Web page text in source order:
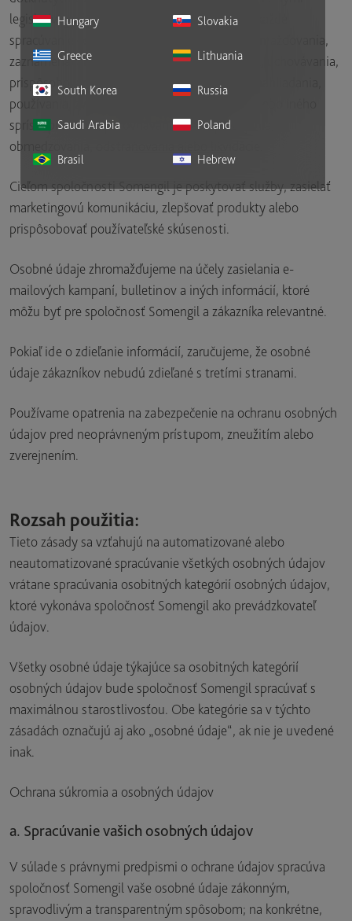
legislatívnymi požiadavkami a vzťahujú sa na každé
spracúvanie osobných údajov vrátane ich zhromažďovania,
zaznamenávania, usporiadania, štruktúrovania, uchovávania,
prispôsobovania alebo zmeny, vyhľadávania, nahliadania,
používania, zverejňovania prenosom, šírenia alebo iného
sprístupňovania, porovnávania alebo prepájania,
obmedzovania, odstraňovania alebo likvidácie.
Cieľom spoločnosti Somengil je poskytovať služby, zasielať
marketingovú komunikáciu, zlepšovať produkty alebo
prispôsobovať používateľské skúsenosti.
Osobné údaje zhromažďujeme na účely zasielania e-
mailových kampaní, bulletinov a iných informácií, ktoré
môžu byť pre spoločnosť Somengil a zákazníka relevantné.
Pokiaľ ide o zdieľanie informácií, zaručujeme, že osobné
údaje zákazníkov nebudú zdieľané s tretími stranami.
Používame opatrenia na zabezpečenie na ochranu osobných
údajov pred neoprávneným prístupom, zneužitím alebo
zverejnením.
Rozsah použitia:
Tieto zásady sa vzťahujú na automatizované alebo
neautomatizované spracúvanie všetkých osobných údajov
vrátane spracúvania osobitných kategórií osobných údajov,
ktoré vykonáva spoločnosť Somengil ako prevádzkovateľ
údajov.
Všetky osobné údaje týkajúce sa osobitných kategórií
osobných údajov bude spoločnosť Somengil spracúvať s
maximálnou starostlivosťou. Obe kategórie sa v týchto
zásadách označujú aj ako „osobné údaje“, ak nie je uvedené
inak.
Ochrana súkromia a osobných údajov
a. Spracúvanie vašich osobných údajov
V súlade s právnymi predpismi o ochrane údajov spracúva
spoločnosť Somengil vaše osobné údaje zákonným,
spravodlivým a transparentným spôsobom; na konkrétne,
Hungary Slovakia
Greece Lithuania
South Korea Russia
Saudi Arabia Poland
Brasil Hebrew